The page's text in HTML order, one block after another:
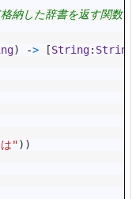
納した辞書を返す関数
) -> [String:
") )